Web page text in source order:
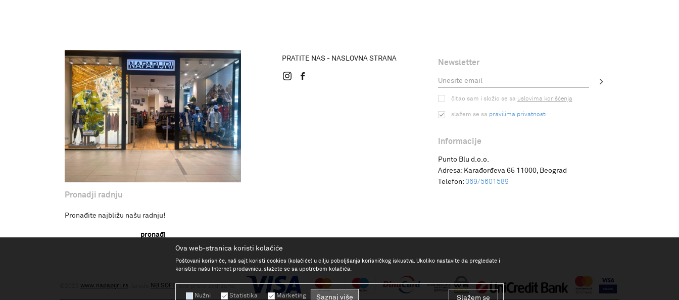
Pronadji radnju
Pronađite najbližu našu radnju!
pronađi
PRATITE NAS - NASLOVNA STRANA Newsletter
čitao sam i složio se sa uslovima korišćenja
slažem se sa pravilima privatnosti
Informacije
Punto Blu d.o.o.
Adresa: Karađorđeva 65 11000, Beograd
Telefon: 069/5601589
www.napapijri.rs NB SOFT
Ova web-stranica koristi kolačiće
Poštovani korisniče, naš sajt koristi cookies (kolačiće) u cilju poboljšanja korisničkog iskustva. Ukoliko nastavite da pregledate i
koristite našu Internet prodavnicu, slažete se sa upotrebom kolačića.
Nužni Statistika Marketing Saznaj više Slažem se